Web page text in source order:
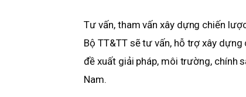
Tư vấn, tham vấn xây dựng chiến
Bộ TT&TT sẽ tư vấn, hỗ trợ xây
đề xuất giải pháp, môi trường, chính
Nam.